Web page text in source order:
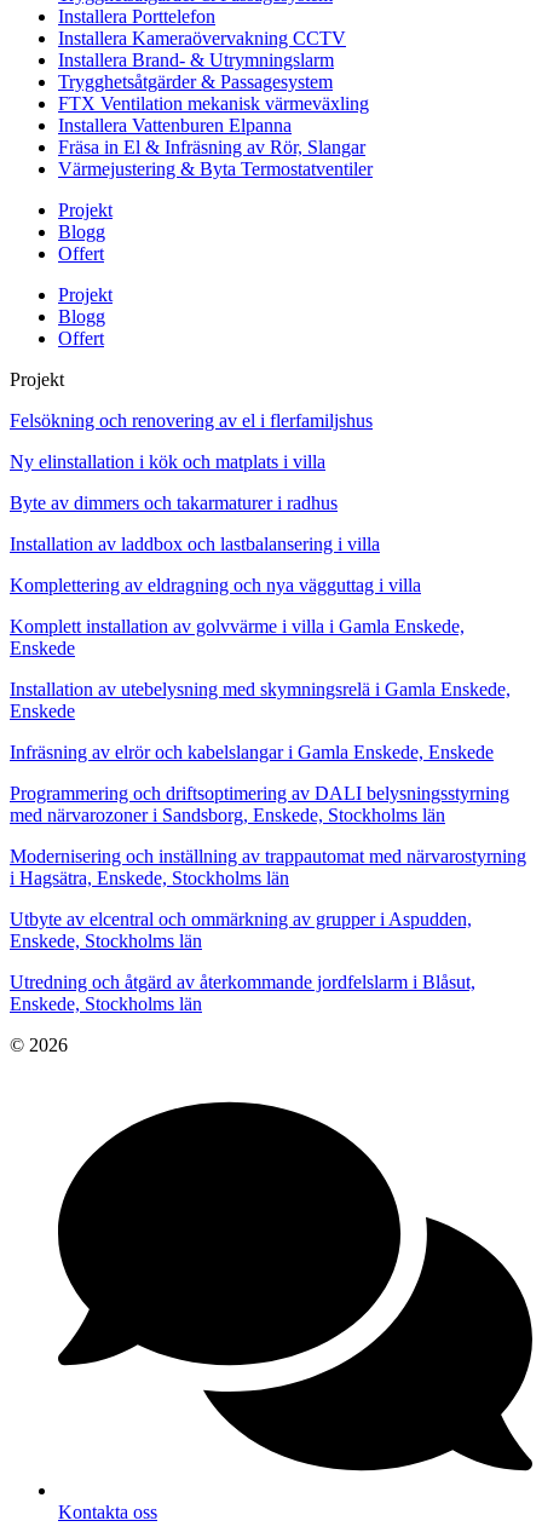
Installera Porttelefon
Installera Kameraövervakning CCTV
Installera Brand- & Utrymningslarm
Trygghetsåtgärder & Passagesystem
FTX Ventilation mekanisk värmeväxling
Installera Vattenburen Elpanna
Fräsa in El & Infräsning av Rör, Slangar
Värmejustering & Byta Termostatventiler
Projekt
Blogg
Offert
Projekt
Blogg
Offert
Projekt
Felsökning och renovering av el i flerfamiljshus
Ny elinstallation i kök och matplats i villa
Byte av dimmers och takarmaturer i radhus
Installation av laddbox och lastbalansering i villa
Komplettering av eldragning och nya vägguttag i villa
Komplett installation av golvvärme i villa i Gamla Enskede,
Enskede
Installation av utebelysning med skymningsrelä i Gamla Enskede,
Enskede
Infräsning av elrör och kabelslangar i Gamla Enskede, Enskede
Programmering och driftsoptimering av DALI belysningsstyrning
med närvarozoner i Sandsborg, Enskede, Stockholms län
Modernisering och inställning av trappautomat med närvarostyrning
i Hagsätra, Enskede, Stockholms län
Utbyte av elcentral och ommärkning av grupper i Aspudden,
Enskede, Stockholms län
Utredning och åtgärd av återkommande jordfelslarm i Blåsut,
Enskede, Stockholms län
© 2026
Kontakta oss